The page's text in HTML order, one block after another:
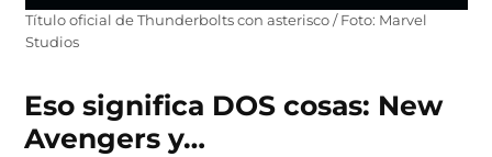
Título oficial de Thunderbolts con asterisco / Foto: Marvel
Studios
Eso significa DOS cosas: New
Avengers y…